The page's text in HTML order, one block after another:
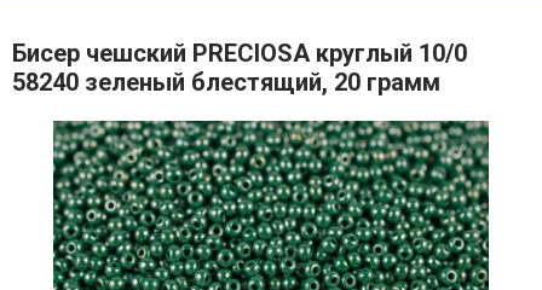
Бисер чешский PRECIOSA круглый 10/0
58240 зеленый блестящий, 20 грамм